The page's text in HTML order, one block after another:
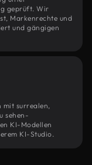
geprüft. Wir
Markenrechte und
und gängigen
mit surrealen,
sehen-
KI-Modellen
KI-Studio.